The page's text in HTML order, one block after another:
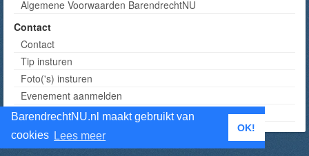
BarendrechtNU.nl maakt gebruikt van
cookies Lees meer
OK!
Algemene Voorwaarden BarendrechtNU
Contact
Contact
Tip insturen
Foto('s) insturen
Evenement aanmelden
Informatie aanvragen adverteren